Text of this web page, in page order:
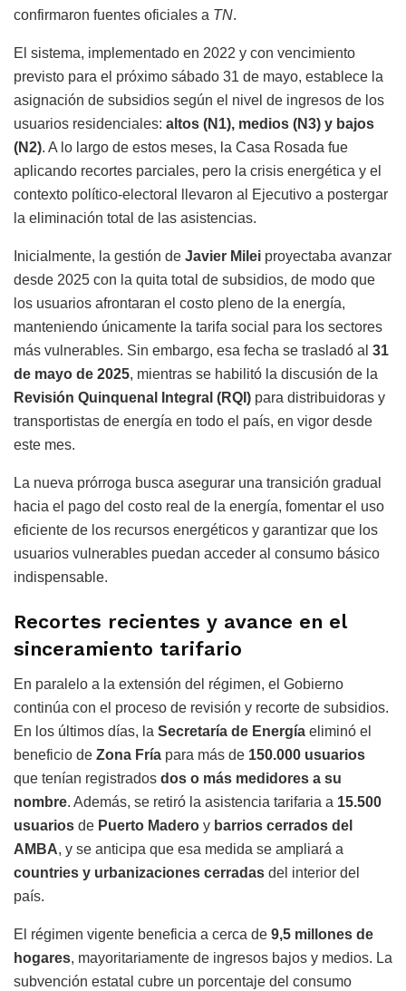
confirmaron fuentes oficiales a TN.
El sistema, implementado en 2022 y con vencimiento
previsto para el próximo sábado 31 de mayo, establece la
asignación de subsidios según el nivel de ingresos de los
usuarios residenciales: altos (N1), medios (N3) y bajos
(N2). A lo largo de estos meses, la Casa Rosada fue
aplicando recortes parciales, pero la crisis energética y el
contexto político-electoral llevaron al Ejecutivo a postergar
la eliminación total de las asistencias.
Inicialmente, la gestión de Javier Milei proyectaba avanzar
desde 2025 con la quita total de subsidios, de modo que
los usuarios afrontaran el costo pleno de la energía,
manteniendo únicamente la tarifa social para los sectores
más vulnerables. Sin embargo, esa fecha se trasladó al 31
de mayo de 2025, mientras se habilitó la discusión de la
Revisión Quinquenal Integral (RQI) para distribuidoras y
transportistas de energía en todo el país, en vigor desde
este mes.
La nueva prórroga busca asegurar una transición gradual
hacia el pago del costo real de la energía, fomentar el uso
eficiente de los recursos energéticos y garantizar que los
usuarios vulnerables puedan acceder al consumo básico
indispensable.
Recortes recientes y avance en el
sinceramiento tarifario
En paralelo a la extensión del régimen, el Gobierno
continúa con el proceso de revisión y recorte de subsidios.
En los últimos días, la Secretaría de Energía eliminó el
beneficio de Zona Fría para más de 150.000 usuarios
que tenían registrados dos o más medidores a su
nombre. Además, se retiró la asistencia tarifaria a 15.500
usuarios de Puerto Madero y barrios cerrados del
AMBA, y se anticipa que esa medida se ampliará a
countries y urbanizaciones cerradas del interior del
país.
El régimen vigente beneficia a cerca de 9,5 millones de
hogares, mayoritariamente de ingresos bajos y medios. La
subvención estatal cubre un porcentaje del consumo